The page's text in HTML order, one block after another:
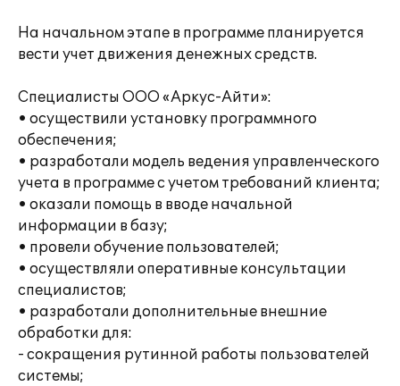
На начальном этапе в программе планируется
вести учет движения денежных средств.
Специалисты ООО «Аркус-Айти»:
• осуществили установку программного
обеспечения;
• разработали модель ведения управленческого
учета в программе с учетом требований клиента;
• оказали помощь в вводе начальной
информации в базу;
• провели обучение пользователей;
• осуществляли оперативные консультации
специалистов;
• разработали дополнительные внешние
обработки для:
- сокращения рутинной работы пользователей
системы;